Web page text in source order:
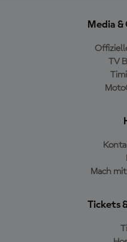
Media
TV
Mach
Tickets